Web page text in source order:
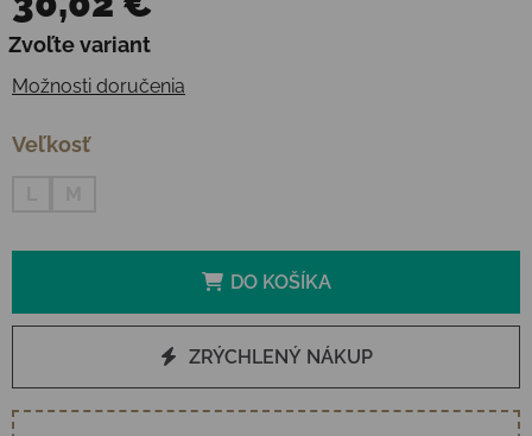
Jednotková cena:
Zvoľte variant
Možnosti doručenia
Veľkosť
DO KOŠÍKA
ZRÝCHLENÝ NÁKUP